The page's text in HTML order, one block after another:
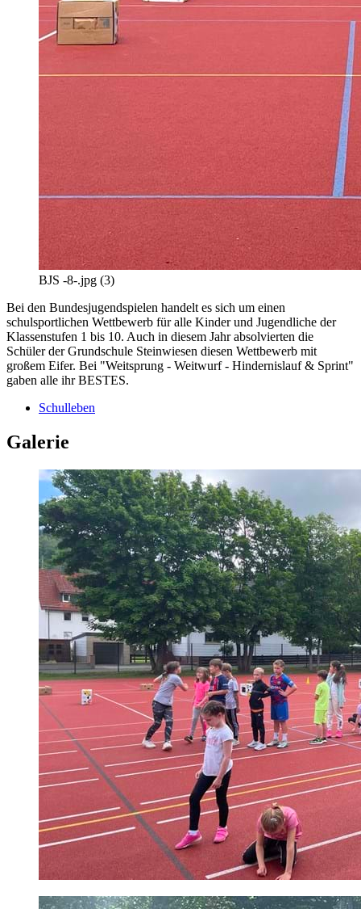
BJS -8-.jpg (3)
Bei den Bundesjugendspielen handelt es sich um einen
schulsportlichen Wettbewerb für alle Kinder und Jugendliche der
Klassenstufen 1 bis 10. Auch in diesem Jahr absolvierten die
Schüler der Grundschule Steinwiesen diesen Wettbewerb mit
großem Eifer. Bei "Weitsprung - Weitwurf - Hindernislauf & Sprint"
gaben alle ihr BESTES.
Schulleben
Galerie